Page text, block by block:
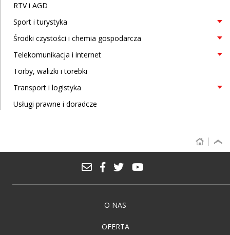
RTV i AGD
Sport i turystyka
Środki czystości i chemia gospodarcza
Telekomunikacja i internet
Torby, walizki i torebki
Transport i logistyka
Usługi prawne i doradcze
O NAS
OFERTA